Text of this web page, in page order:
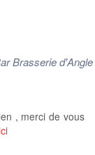
Brasserie
, merci de vous